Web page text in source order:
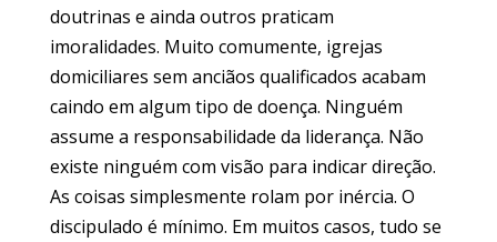
doutrinas e ainda outros praticam
imoralidades. Muito comumente, igrejas
domiciliares sem anciãos qualificados acabam
caindo em algum tipo de doença. Ninguém
assume a responsabilidade da liderança. Não
existe ninguém com visão para indicar direção.
As coisas simplesmente rolam por inércia. O
discipulado é mínimo. Em muitos casos, tudo se